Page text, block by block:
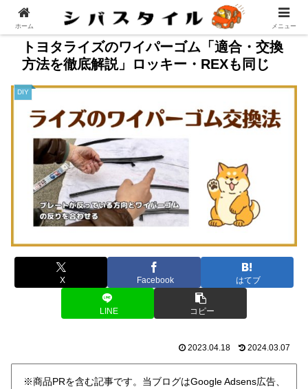
トヨタライズのワイパーゴム「適合・交換
方法を徹底解説」ロッキー・REXも同じ
DIY
X Facebook はてブ
LINE コピー
2023.04.18 2024.03.07
※商品PRを含む記事です。当ブログはGoogle Adsens広告、
ホーム メニュー